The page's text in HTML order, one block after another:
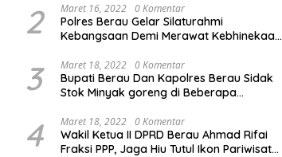
2 Maret 16, 2022 0 Komentar
Polres Berau Gelar Silaturahmi
Kebangsaan Demi Merawat Kebhinekaan
3 Maret 18, 2022 0 Komentar
Bupati Berau Dan Kapolres Berau Sidak
Stok Minyak goreng di Beberapa
4 Maret 18, 2022 0 Komentar
Wakil Ketua II DPRD Berau Ahmad Rifai
Fraksi PPP, Jaga Hiu Tutul Ikon Pariwisata